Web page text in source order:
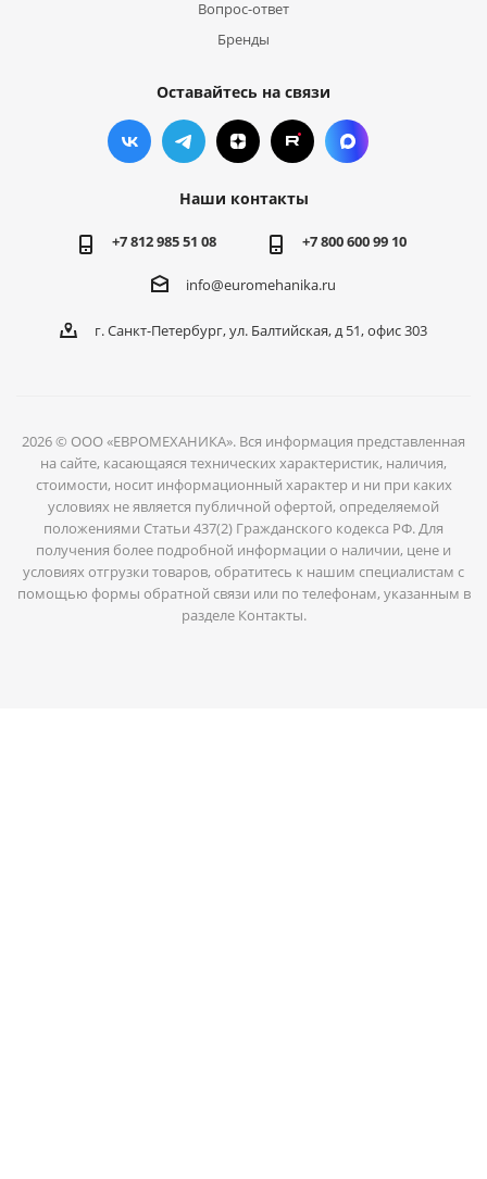
Вопрос-ответ
Бренды
Оставайтесь на связи
Наши контакты
+7 812 985 51 08 +7 800 600 99 10
info@euromehanika.ru
г. Санкт-Петербург, ул. Балтийская, д 51, офис 303
2026 © ООО «ЕВРОМЕХАНИКА». Вся информация представленная
на сайте, касающаяся технических характеристик, наличия,
стоимости, носит информационный характер и ни при каких
условиях не является публичной офертой, определяемой
положениями Статьи 437(2) Гражданского кодекса РФ. Для
получения более подробной информации о наличии, цене и
условиях отгрузки товаров, обратитесь к нашим специалистам с
помощью формы обратной связи или по телефонам, указанным в
разделе Контакты.